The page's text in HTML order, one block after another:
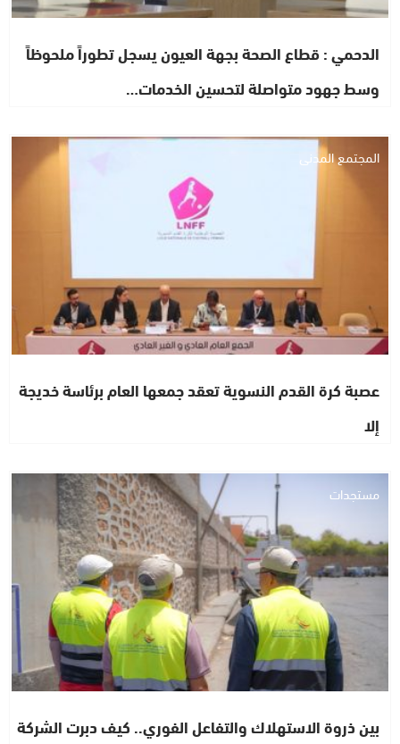
الدحمي : قطاع الصحة بجهة العيون يسجل تطوراً ملحوظاً
وسط جهود متواصلة لتحسين الخدمات…
المجتمع المدني
عصبة كرة القدم النسوية تعقد جمعها العام برئاسة خديجة
إلا
مستجدات
بين ذروة الاستهلاك والتفاعل الفوري.. كيف دبرت الشركة